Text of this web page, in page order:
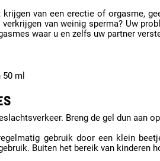
van een erectie of orgasme,
van weinig sperma? Uw
waar u en zelfs uw partner
ml
Breng de gel dun aan
gebruik door een klein
Buiten het bereik van kinderen